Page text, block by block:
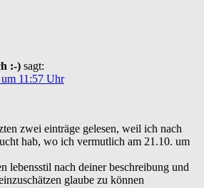
:-) sagt:
11:57 Uhr
zwei einträge gelesen, weil ich nach
hab, wo ich vermutlich am 21.10. um
lebensstil nach deiner beschreibung und
glaube zu können